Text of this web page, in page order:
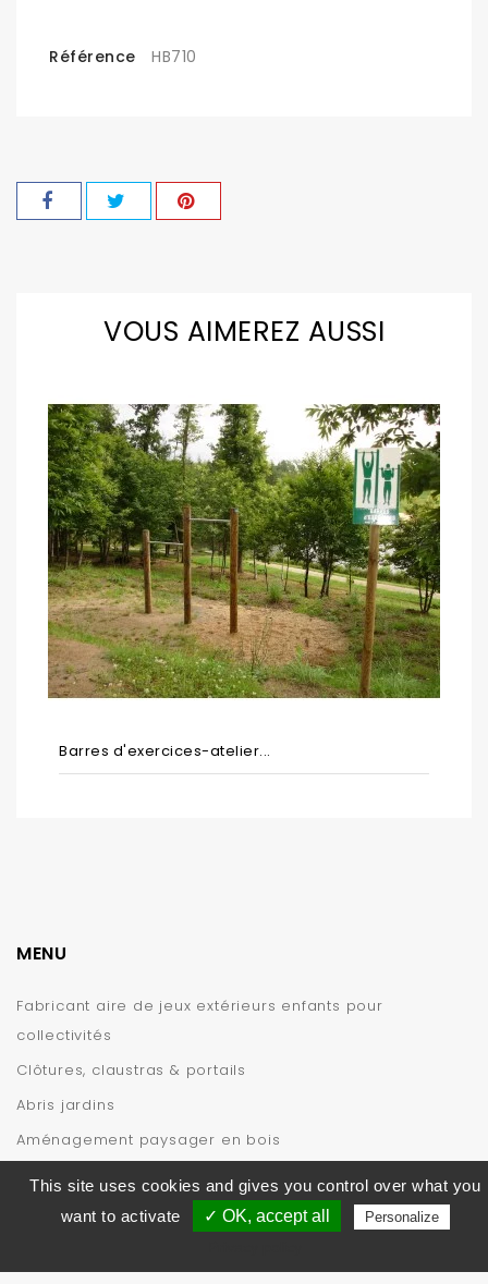
Référence HB710
VOUS AIMEREZ AUSSI
Barres d'exercices-atelier...
MENU
Fabricant aire de jeux extérieurs enfants pour
collectivités
Clôtures, claustras & portails
Abris jardins
Aménagement paysager en bois
INFORMATIONS
© 2019 – CIHB
This site uses cookies and gives you control over what you
want to activate
✓ OK, accept all Personalize